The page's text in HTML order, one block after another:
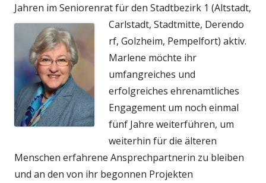
Jahren im Seniorenrat für den Stadtbezirk 1 (Altstadt,
Carlstadt, Stadtmitte, Derendo
rf, Golzheim, Pempelfort) aktiv.
Marlene möchte ihr
umfangreiches und
erfolgreiches ehrenamtliches
Engagement um noch einmal
fünf Jahre weiterführen, um
weiterhin für die älteren
Menschen erfahrene Ansprechpartnerin zu bleiben
und an den von ihr begonnen Projekten